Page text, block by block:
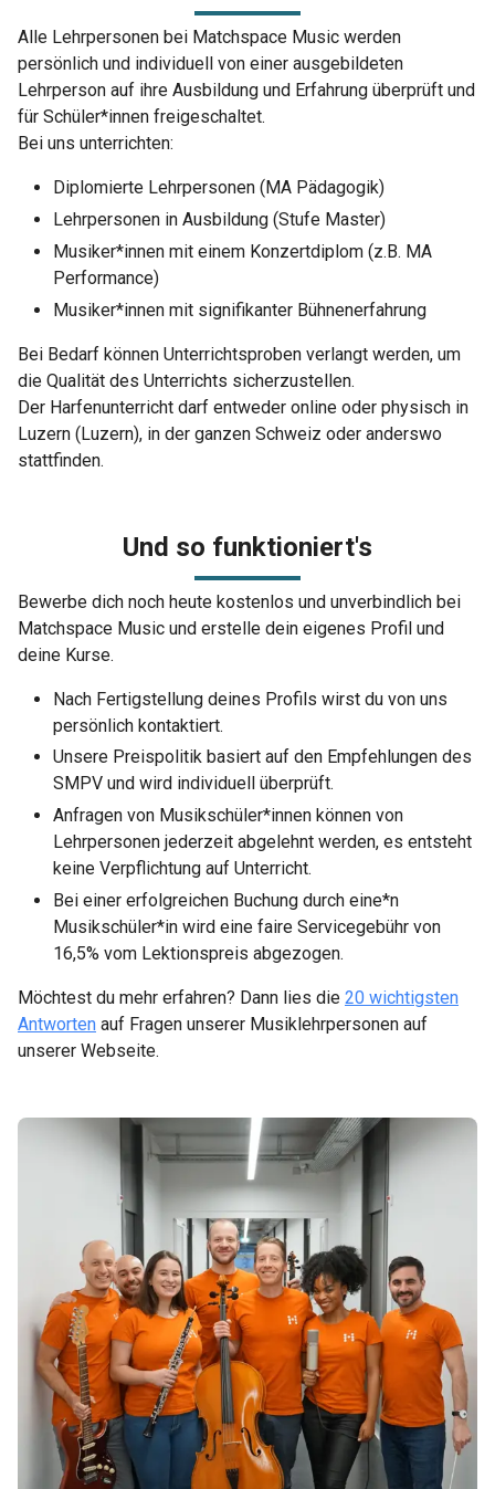
Alle Lehrpersonen bei Matchspace Music werden
persönlich und individuell von einer ausgebildeten
Lehrperson auf ihre Ausbildung und Erfahrung überprüft und
für Schüler*innen freigeschaltet.
Bei uns unterrichten:
Diplomierte Lehrpersonen (MA Pädagogik)
Lehrpersonen in Ausbildung (Stufe Master)
Musiker*innen mit einem Konzertdiplom (z.B. MA
Performance)
Musiker*innen mit signifikanter Bühnenerfahrung
Bei Bedarf können Unterrichtsproben verlangt werden, um
die Qualität des Unterrichts sicherzustellen.
Der Harfenunterricht darf entweder online oder physisch in
Luzern (Luzern), in der ganzen Schweiz oder anderswo
stattfinden.
Und so funktioniert's
Bewerbe dich noch heute kostenlos und unverbindlich bei
Matchspace Music und erstelle dein eigenes Profil und
deine Kurse.
Nach Fertigstellung deines Profils wirst du von uns
persönlich kontaktiert.
Unsere Preispolitik basiert auf den Empfehlungen des
SMPV und wird individuell überprüft.
Anfragen von Musikschüler*innen können von
Lehrpersonen jederzeit abgelehnt werden, es entsteht
keine Verpflichtung auf Unterricht.
Bei einer erfolgreichen Buchung durch eine*n
Musikschüler*in wird eine faire Servicegebühr von
16,5% vom Lektionspreis abgezogen.
Möchtest du mehr erfahren? Dann lies die 20 wichtigsten
Antworten auf Fragen unserer Musiklehrpersonen auf
unserer Webseite.